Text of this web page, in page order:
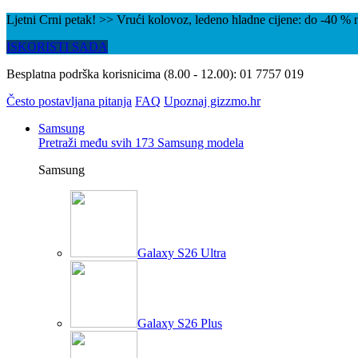
Ljetni Crni petak! >> Vrući kolovoz, ledeno hladne cijene: do -40 %
ISKORISTI SADA
Besplatna podrška korisnicima (8.00 - 12.00): 01 7757 019
Često postavljana pitanja FAQ Upoznaj gizzmo.hr
Samsung
Pretraži među svih 173 Samsung modela
Samsung
Galaxy S26 Ultra
Galaxy S26 Plus